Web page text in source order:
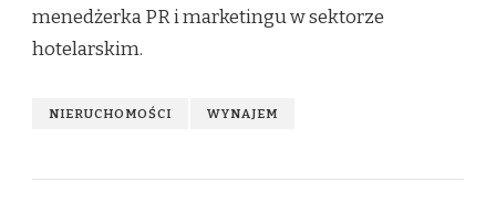
menedżerka PR i marketingu w sektorze
hotelarskim.
NIERUCHOMOŚCI WYNAJEM